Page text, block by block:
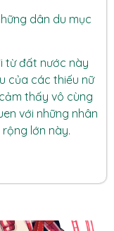
dân du mục
từ đất nước này
của các thiếu nữ
thấy vô cùng
với những nhân
lớn này.